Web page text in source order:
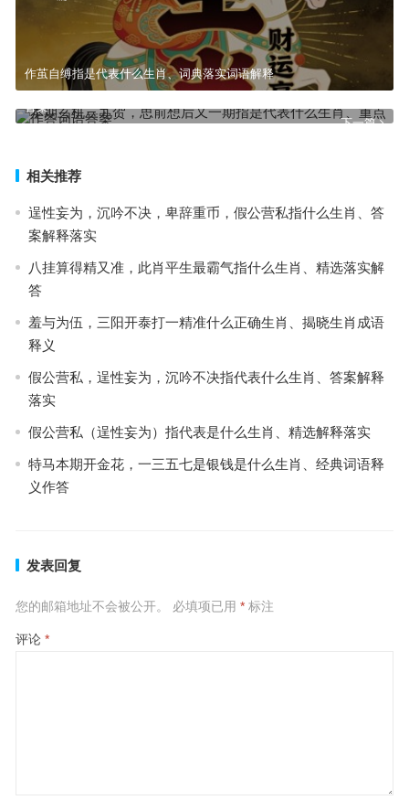
作茧自缚指是代表什么生肖、词典落实词语解释
下一篇
本期玄机三九贺，思前想后又一期指是代表什么生肖、重点作答词语
答案
相关推荐
逞性妄为，沉吟不决，卑辞重币，假公营私指什么生肖、答
案解释落实
八挂算得精又准，此肖平生最霸气指什么生肖、精选落实解
答
羞与为伍，三阳开泰打一精准什么正确生肖、揭晓生肖成语
释义
假公营私，逞性妄为，沉吟不决指代表什么生肖、答案解释
落实
假公营私（逞性妄为）指代表是什么生肖、精选解释落实
特马本期开金花，一三五七是银钱是什么生肖、经典词语释
义作答
发表回复
您的邮箱地址不会被公开。 必填项已用 *标注
评论 *